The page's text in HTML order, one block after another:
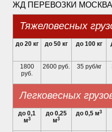
ЖД ПЕРЕВОЗКИ
Тяжеловесных
до 20 кг до 50 кг до 100 кг
1800
руб.
2600 руб. 35 руб/кг
Легковесных
до 0,1
м3
до 0,25
м3
до 0,5 м3